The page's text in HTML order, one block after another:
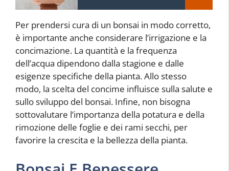
Per prendersi cura di un bonsai in modo corretto,
è importante anche considerare l’irrigazione e la
concimazione. La quantità e la frequenza
dell’acqua dipendono dalla stagione e dalle
esigenze specifiche della pianta. Allo stesso
modo, la scelta del concime influisce sulla salute e
sullo sviluppo del bonsai. Infine, non bisogna
sottovalutare l’importanza della potatura e della
rimozione delle foglie e dei rami secchi, per
favorire la crescita e la bellezza della pianta.